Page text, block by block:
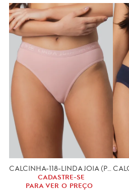
CADASTRE-SE
PARA VER O PREÇO